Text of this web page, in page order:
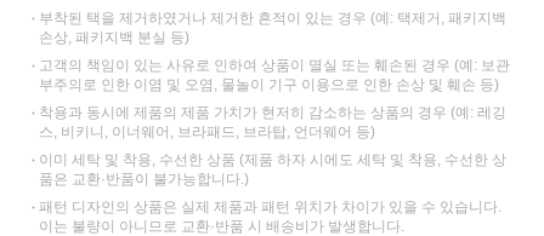
부착된 택을 제거하였거나 제거한 흔적이 있는 경우 (예: 택제거, 패키지백
손상, 패키지백 분실 등)
고객의 책임이 있는 사유로 인하여 상품이 멸실 또는 훼손된 경우 (예: 보관
부주의로 인한 이염 및 오염, 물놀이 기구 이용으로 인한 손상 및 훼손 등)
착용과 동시에 제품의 제품 가치가 현저히 감소하는 상품의 경우 (예: 레깅
스, 비키니, 이너웨어, 브라패드, 브라탑, 언더웨어 등)
이미 세탁 및 착용, 수선한 상품 (제품 하자 시에도 세탁 및 착용, 수선한 상
품은 교환·반품이 불가능합니다.)
패턴 디자인의 상품은 실제 제품과 패턴 위치가 차이가 있을 수 있습니다.
이는 불량이 아니므로 교환·반품 시 배송비가 발생합니다.